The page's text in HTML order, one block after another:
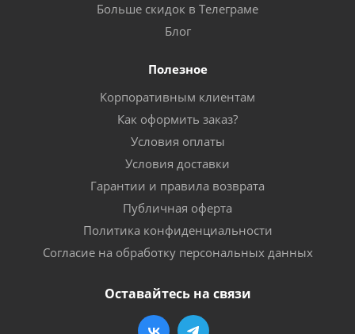
Больше скидок в Телеграме
Блог
Полезное
Корпоративным клиентам
Как оформить заказ?
Условия оплаты
Условия доставки
Гарантии и правила возврата
Публичная оферта
Политика конфиденциальности
Согласие на обработку персональных данных
Оставайтесь на связи